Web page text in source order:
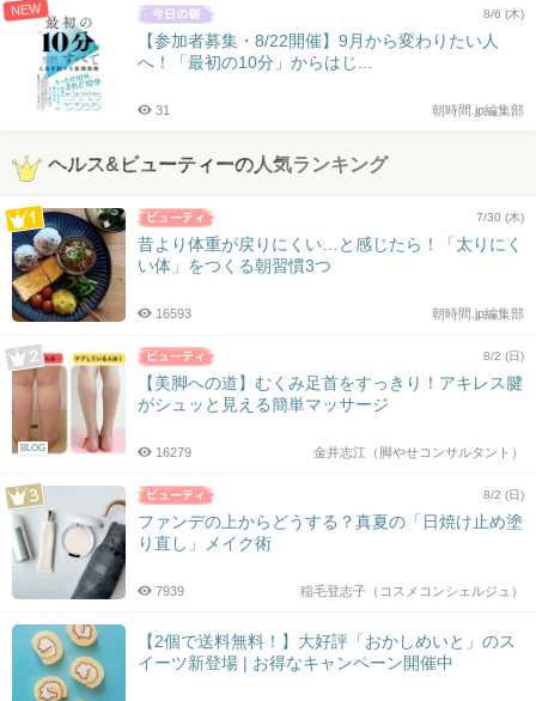
NEW 8/6 (木)
【参加者募集・8/22開催】9月から変わりたい人
へ！「最初の10分」からはじ...
朝時間.jp編集部
31
ヘルス&ビューティーの人気ランキング
7/30 (木)
昔より体重が戻りにくい…と感じたら！「太りにく
い体」をつくる朝習慣3つ
朝時間.jp編集部
16593
BLOG
8/2 (日)
【美脚への道】むくみ足首をすっきり！アキレス腱
がシュッと見える簡単マッサージ
金井志江（脚やせコンサルタント）
16279
8/2 (日)
ファンデの上からどうする？真夏の「日焼け止め塗
り直し」メイク術
稲毛登志子（コスメコンシェルジュ）
7939
【2個で送料無料！】大好評「おかしめいと」のス
イーツ新登場 | お得なキャンペーン開催中